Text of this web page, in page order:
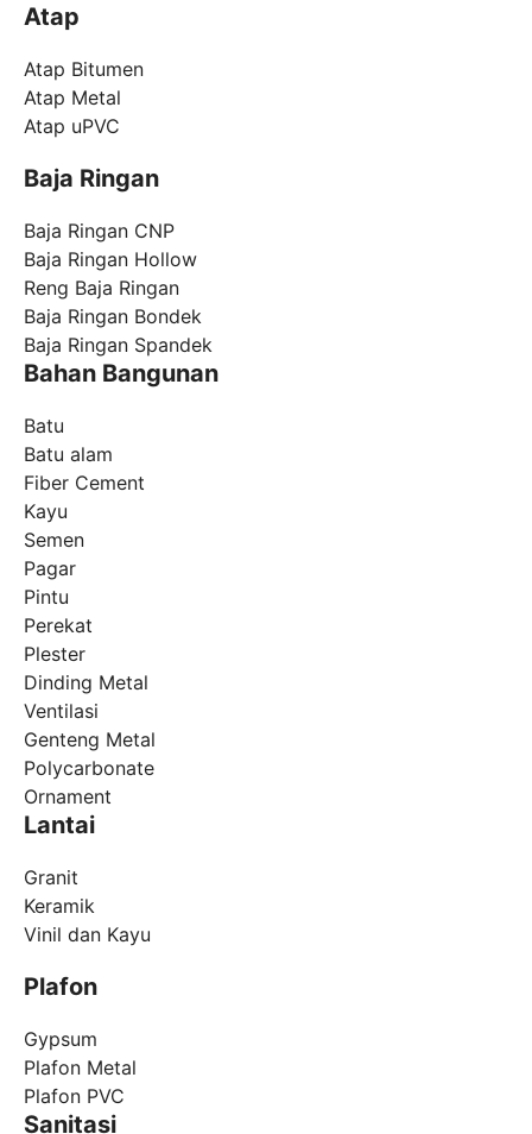
Atap
Atap Bitumen
Atap Metal
Atap uPVC
Baja Ringan
Baja Ringan CNP
Baja Ringan Hollow
Reng Baja Ringan
Baja Ringan Bondek
Baja Ringan Spandek
Bahan Bangunan
Batu
Batu alam
Fiber Cement
Kayu
Semen
Pagar
Pintu
Perekat
Plester
Dinding Metal
Ventilasi
Genteng Metal
Polycarbonate
Ornament
Lantai
Granit
Keramik
Vinil dan Kayu
Plafon
Gypsum
Plafon Metal
Plafon PVC
Sanitasi